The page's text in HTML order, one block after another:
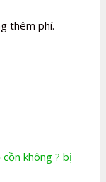
thêm phí.
không ? bị